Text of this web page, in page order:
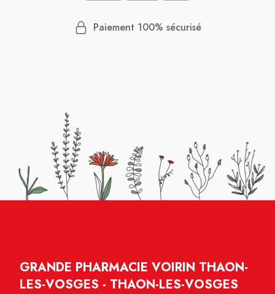
Paiement 100% sécurisé
GRANDE PHARMACIE VOIRIN THAON-
LES-VOSGES - THAON-LES-VOSGES